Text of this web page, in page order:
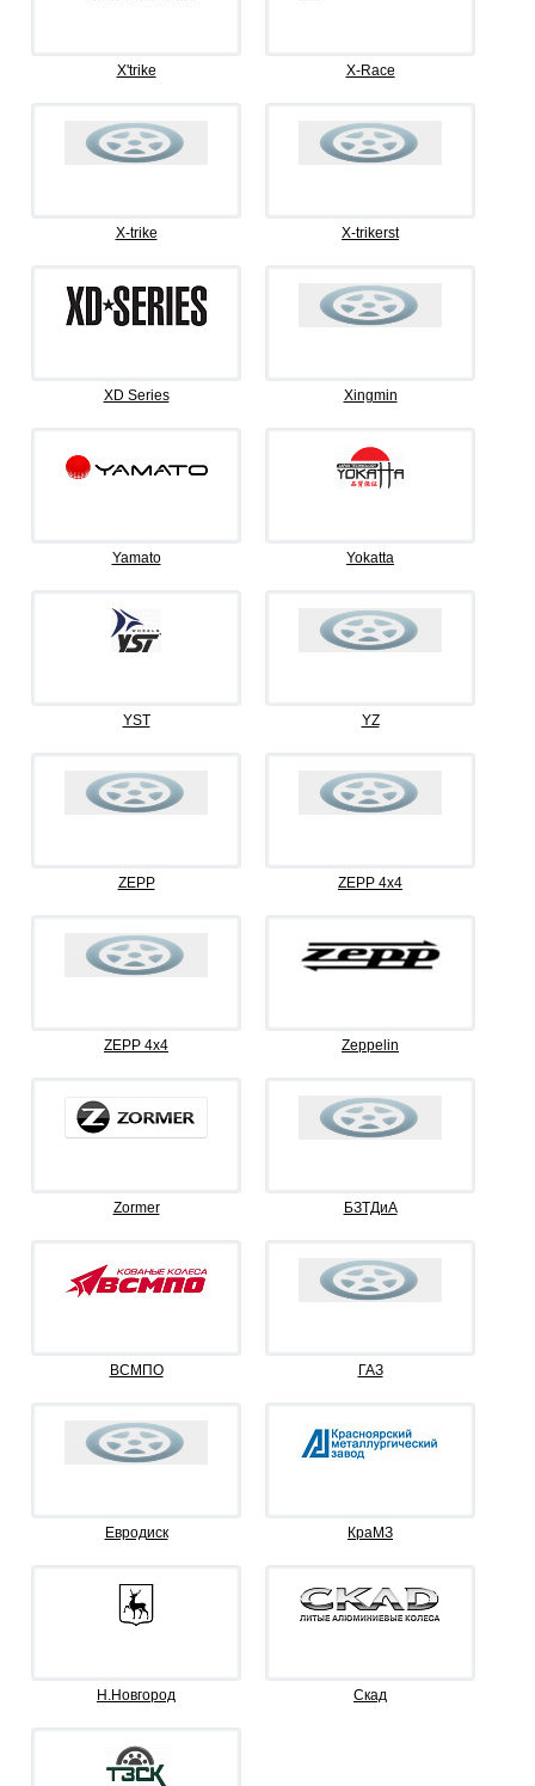
X'trike X-Race
X-trike X-trikerst
XD Series Xingmin
Yamato Yokatta
YST YZ
ZEPP ZEPP 4x4
ZEPP 4х4 Zeppelin
Zormer БЗТДиА
ВСМПО ГАЗ
Евродиск КраМЗ
Н.Новгород Скад